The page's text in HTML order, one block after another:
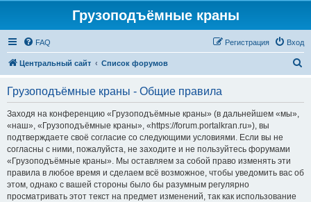
Грузоподъёмные краны
FAQ Вход
Регистрация
Центральный сайт Список форумов
Грузоподъёмные краны - Общие правила
Заходя на конференцию «Грузоподъёмные краны» (в дальнейшем «мы»,
«наш», «Грузоподъёмные краны», «https://forum.portalkran.ru»), вы
подтверждаете своё согласие со следующими условиями. Если вы не
согласны с ними, пожалуйста, не заходите и не пользуйтесь форумами
«Грузоподъёмные краны». Мы оставляем за собой право изменять эти
правила в любое время и сделаем всё возможное, чтобы уведомить вас об
этом, однако с вашей стороны было бы разумным регулярно
просматривать этот текст на предмет изменений, так как использование